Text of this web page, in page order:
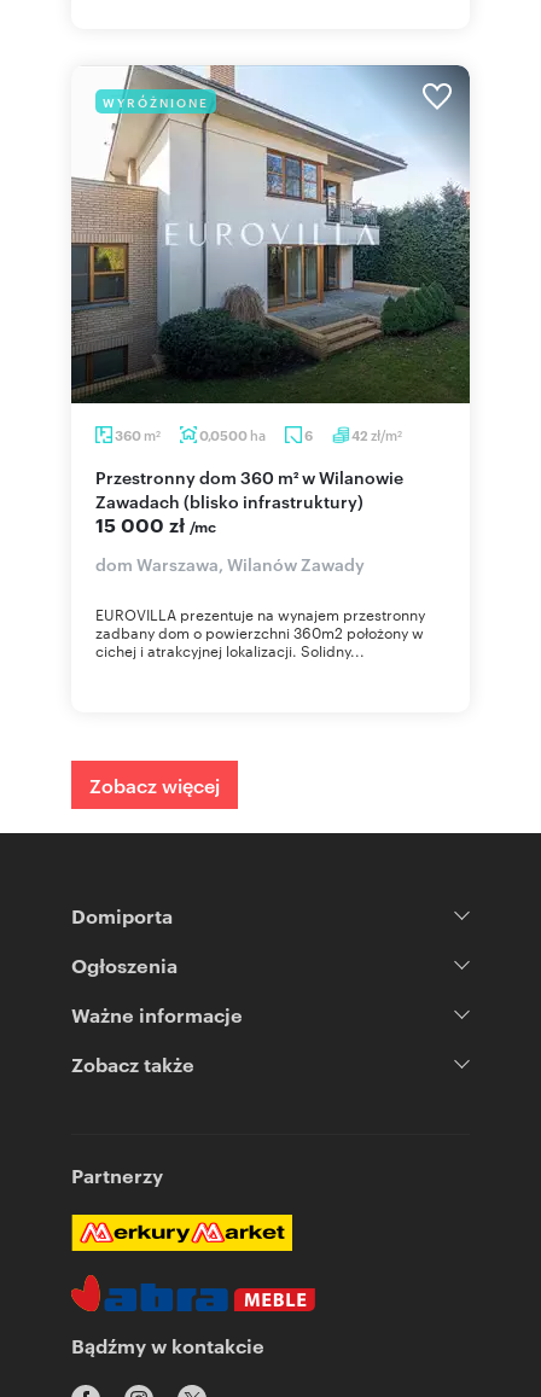
WYRÓŻNIONE
360 m2 0,0500 ha 6 42 zł/m2
Przestronny dom 360 m² w Wilanowie
Zawadach (blisko infrastruktury)
15 000 zł /mc
dom Warszawa, Wilanów Zawady
EUROVILLA prezentuje na wynajem przestronny
zadbany dom o powierzchni 360m2 położony w
cichej i atrakcyjnej lokalizacji. Solidny...
Zobacz więcej
Domiporta
Ogłoszenia
Ważne informacje
Zobacz także
Partnerzy
Bądźmy w kontakcie